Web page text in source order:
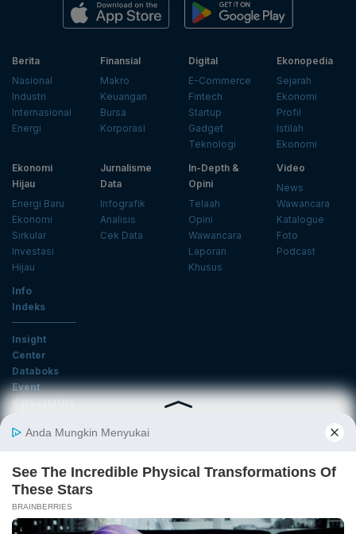
Berita
Nasional
Industri
Internasional
Energi
Finansial
Makro
Keuangan
Bursa
Korporasi
Digital
E-Commerce
Fintech
Startup
Gadget
Teknologi
Ekonopedia
Sejarah
Ekonomi
Profil
Istilah
Ekonomi
Ekonomi
Hijau
Energi Baru
Ekonomi
Sirkular
Investasi
Hijau
Jurnalisme
Data
Infografik
Analisis
Cek Data
In-Depth &
Opini
Telaah
Opini
Wawancara
Laporan
Khusus
Video
News
Wawancara
Katalogue
Foto
Podcast
Info
Indeks
Insight
Center
Databoks
Event
KatadataOto
Email
Daftar